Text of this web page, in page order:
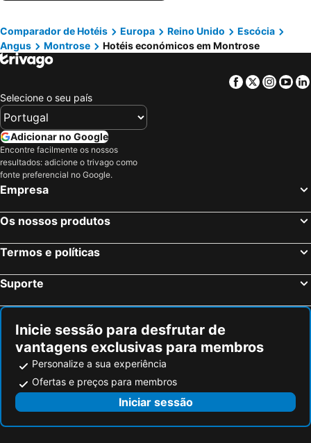
Comparador de Hotéis Europa Reino Unido
Escócia
Angus
Montrose Hotéis económicos em Montrose
Facebook
Twitter
Selecione o seu país
Adicionar no Google
Encontre facilmente os nossos
resultados: adicione o trivago como
fonte preferencial no Google.
Empresa
Os nossos produtos
Termos e políticas
Suporte
Inicie sessão para desfrutar de
vantagens exclusivas para membros
Personalize a sua experiência
Ofertas e preços para membros
Iniciar sessão